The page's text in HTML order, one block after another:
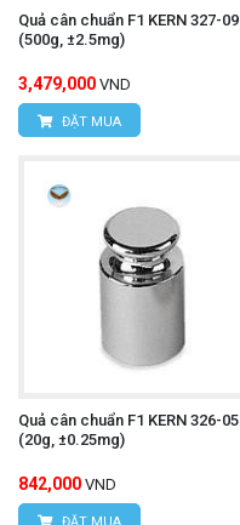
Quả cân chuẩn F1 KERN 327-09
(500g, ±2.5mg)
3,479,000 VND
ĐẶT MUA
Quả cân chuẩn F1 KERN 326-05
(20g, ±0.25mg)
842,000 VND